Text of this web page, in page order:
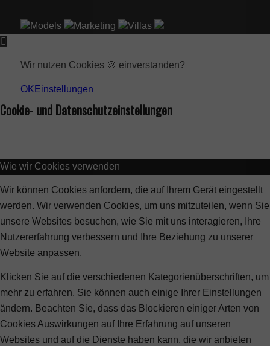
Models Marketing Villas
Wir nutzen Cookies 🍪 einverstanden?
OK Einstellungen
Cookie- und Datenschutzeinstellungen
Wie wir Cookies verwenden
Wir können Cookies anfordern, die auf Ihrem Gerät eingestellt
werden. Wir verwenden Cookies, um uns mitzuteilen, wenn Sie
unsere Websites besuchen, wie Sie mit uns interagieren, Ihre
Nutzererfahrung verbessern und Ihre Beziehung zu unserer
Website anpassen.
Klicken Sie auf die verschiedenen Kategorienüberschriften, um
mehr zu erfahren. Sie können auch einige Ihrer Einstellungen
ändern. Beachten Sie, dass das Blockieren einiger Arten von
Cookies Auswirkungen auf Ihre Erfahrung auf unseren
Websites und auf die Dienste haben kann, die wir anbieten